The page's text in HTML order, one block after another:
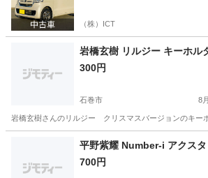
（株）ICT
岩橋玄樹 リルジー キーホル
300円
石巻市 8
岩橋玄樹さんのリルジー クリスマスバージョンのキー
その他
平野紫耀 Number-i アクス
700円